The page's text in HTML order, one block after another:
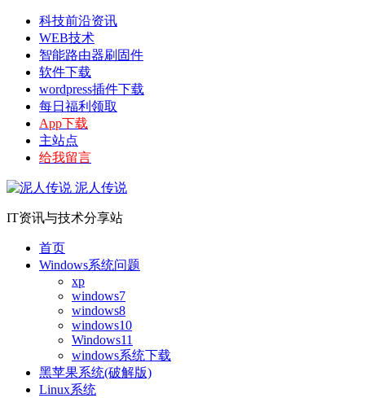
科技前沿资讯
WEB技术
智能路由器刷固件
软件下载
wordpress插件下载
每日福利领取
App下载
主站点
给我留言
泥人传说
IT资讯与技术分享站
首页
Windows系统问题
xp
windows7
windows8
windows10
Windows11
windows系统下载
黑苹果系统(破解版)
Linux系统